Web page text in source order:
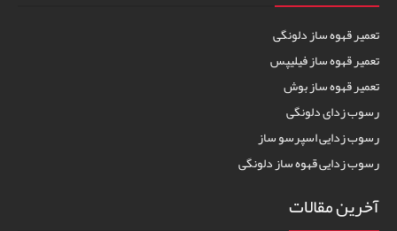
تعمیر قهوه ساز دلونگی
تعمیر قهوه ساز فیلیپس
تعمیر قهوه ساز بوش
رسوب زدای دلونگی
رسوب زدایی اسپرسو ساز
رسوب زدایی قهوه ساز دلونگی
آخرین مقالات